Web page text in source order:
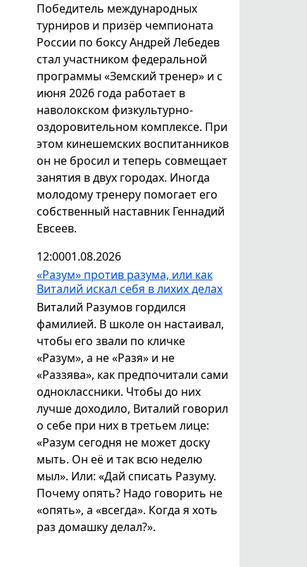
Победитель международных
турниров и призёр чемпионата
России по боксу Андрей Лебедев
стал участником федеральной
программы «Земский тренер» и с
июня 2026 года работает в
наволокском физкультурно-
оздоровительном комплексе. При
этом кинешемских воспитанников
он не бросил и теперь совмещает
занятия в двух городах. Иногда
молодому тренеру помогает его
собственный наставник Геннадий
Евсеев.
12:0001.08.2026
«Разум» против разума, или как
Виталий искал себя в лихих делах
Виталий Разумов гордился
фамилией. В школе он настаивал,
чтобы его звали по кличке
«Разум», а не «Разя» и не
«Раззява», как предпочитали сами
одноклассники. Чтобы до них
лучше доходило, Виталий говорил
о себе при них в третьем лице:
«Разум сегодня не может доску
мыть. Он её и так всю неделю
мыл». Или: «Дай списать Разуму.
Почему опять? Надо говорить не
«опять», а «всегда». Когда я хоть
раз домашку делал?».